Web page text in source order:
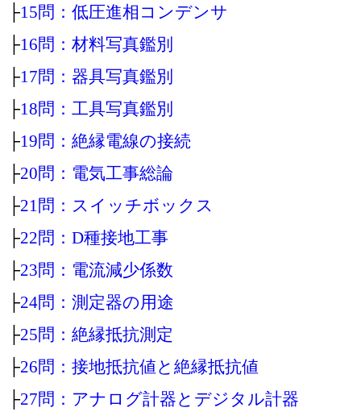
├15問：低圧進相コンデンサ
├16問：材料写真鑑別
├17問：器具写真鑑別
├18問：工具写真鑑別
├19問：絶縁電線の接続
├20問：電気工事総論
├21問：スイッチボックス
├22問：D種接地工事
├23問：電流減少係数
├24問：測定器の用途
├25問：絶縁抵抗測定
├26問：接地抵抗値と絶縁抵抗値
├27問：アナログ計器とデジタル計器